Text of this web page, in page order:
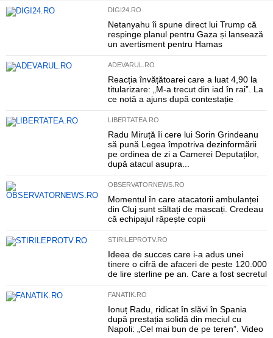
DIGI24.RO
Netanyahu îi spune direct lui Trump că
respinge planul pentru Gaza și lansează
un avertisment pentru Hamas
ADEVARUL.RO
Reacția învățătoarei care a luat 4,90 la
titularizare: „M-a trecut din iad în rai”. La
ce notă a ajuns după contestație
LIBERTATEA.RO
Radu Miruță îi cere lui Sorin Grindeanu
să pună Legea împotriva dezinformării
pe ordinea de zi a Camerei Deputaților,
după atacul asupra...
OBSERVATORNEWS.RO
Momentul în care atacatorii ambulanței
din Cluj sunt săltați de mascați. Credeau
că echipajul răpește copii
STIRILEPROTV.RO
Ideea de succes care i-a adus unei
tinere o cifră de afaceri de peste 120.000
de lire sterline pe an. Care a fost secretul
FANATIK.RO
Ionuț Radu, ridicat în slăvi în Spania
după prestația solidă din meciul cu
Napoli: „Cel mai bun de pe teren”. Video